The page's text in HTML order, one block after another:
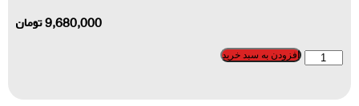
9,680,000تومان
افزودن به سبد خرید